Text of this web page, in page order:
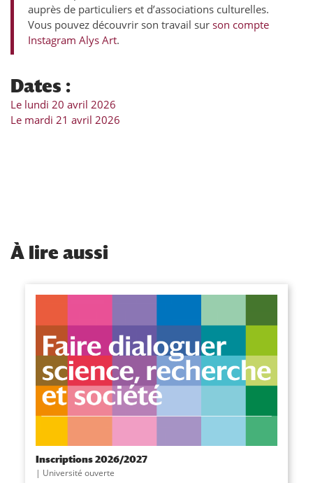
auprès de particuliers et d’associations culturelles.
Vous pouvez découvrir son travail sur son compte
Instagram Alys Art.
Dates :
Le lundi 20 avril 2026
Le mardi 21 avril 2026
À lire aussi
Inscriptions 2026/2027
Université ouverte